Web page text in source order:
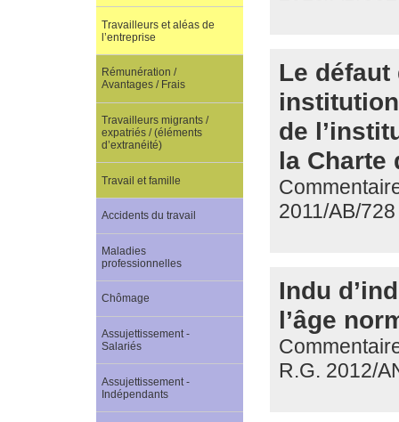
Le défaut
de
la Charte
2011/AB/728
Indu
l’âge
R.G. 2012/
Travailleurs et aléas de
l’entreprise
Rémunération /
Avantages / Frais
Travailleurs migrants /
expatriés / (éléments
d’extranéité)
Travail et famille
Accidents du travail
Maladies
professionnelles
Chômage
Assujettissement -
Salariés
Assujettissement -
Indépendants